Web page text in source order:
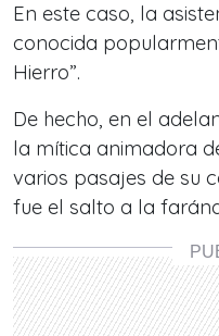
En este caso, la
conocida
Hierro”.
De hecho, en el
la mítica animadora
varios pasajes de su
fue el salto a la